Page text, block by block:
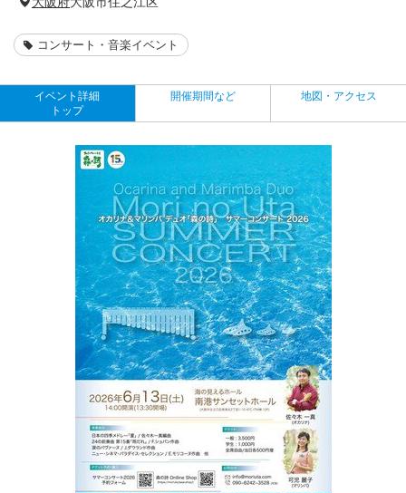
コンサート・音楽イベント
イベント詳細
トップ
開催期間など 地図・アクセス